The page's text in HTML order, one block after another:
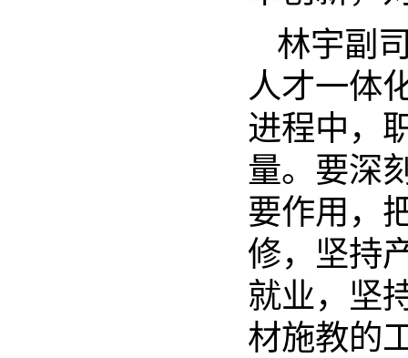
林宇副
人才一体
进程中，
量。要深
要作用，
修，坚持
就业，坚
材施教的